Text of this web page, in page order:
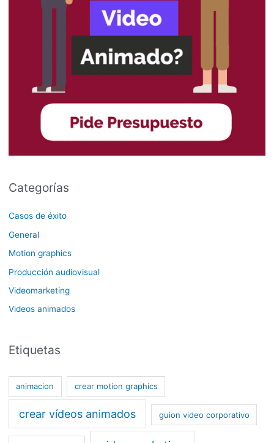
Categorías
Casos de éxito
General
Motion graphics
Producción audiovisual
Videomarketing
Videos animados
Etiquetas
animacion crear motion graphics
crear vídeos animados guion video corporativo